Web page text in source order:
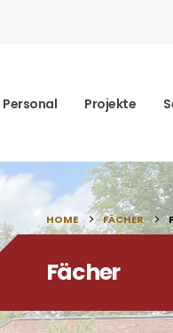
Personal Projekte
HOME FÄCHER
Fächer